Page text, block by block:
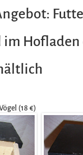
im Hofladen
(18 €)